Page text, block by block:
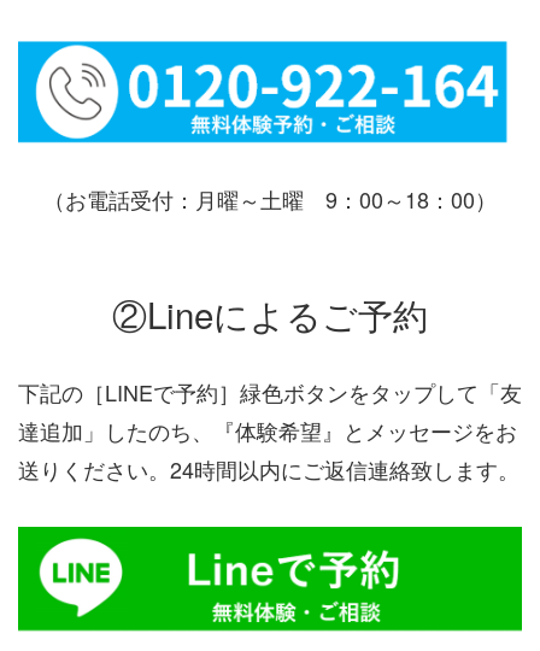
（お電話受付：月曜～土曜 9：00～18：00）
②Lineによるご予約
下記の［LINEで予約］緑色ボタンをタップして「友
達追加」したのち、『体験希望』とメッセージをお
送りください。24時間以内にご返信連絡致します。